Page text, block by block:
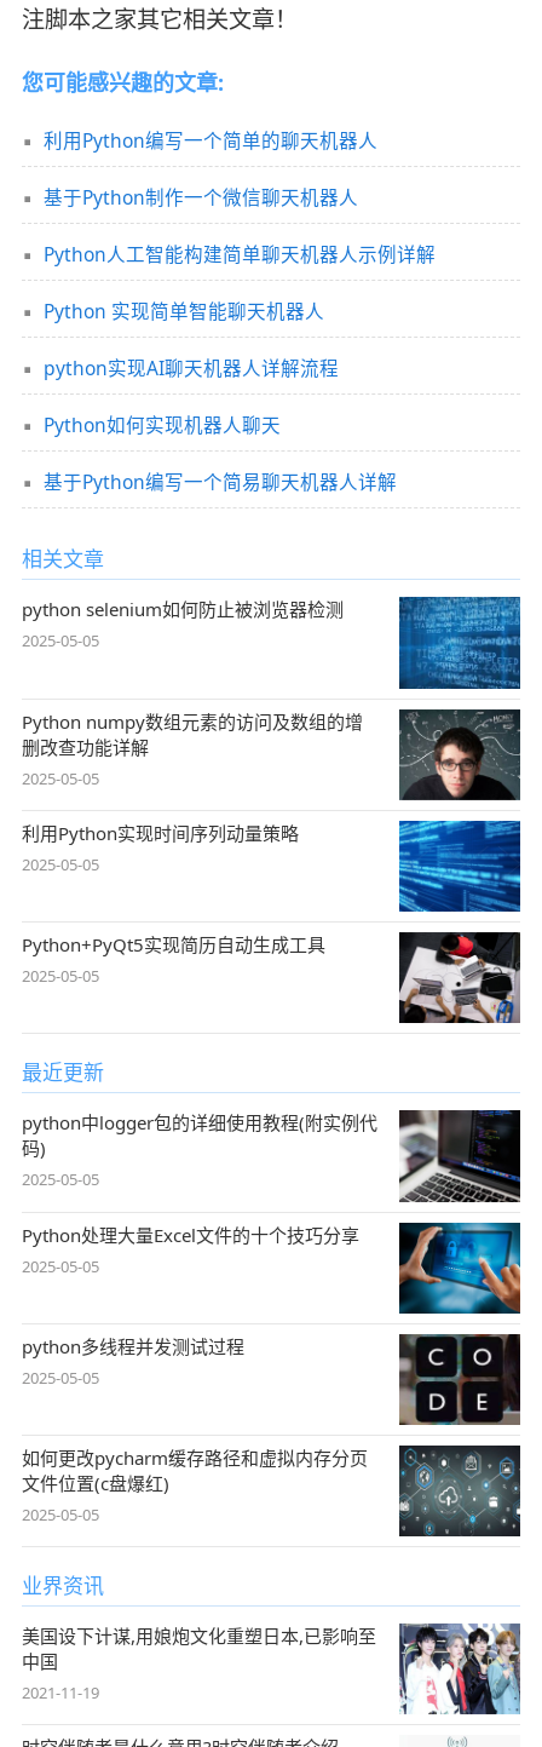
注脚本之家其它相关文章！
您可能感兴趣的文章:
利用Python编写一个简单的聊天机器人
基于Python制作一个微信聊天机器人
Python人工智能构建简单聊天机器人示例详解
Python 实现简单智能聊天机器人
python实现AI聊天机器人详解流程
Python如何实现机器人聊天
基于Python编写一个简易聊天机器人详解
相关文章
python selenium如何防止被浏览器检测
2025-05-05
Python numpy数组元素的访问及数组的增
删改查功能详解
2025-05-05
利用Python实现时间序列动量策略
2025-05-05
Python+PyQt5实现简历自动生成工具
2025-05-05
最近更新
python中logger包的详细使用教程(附实例代
码)
2025-05-05
Python处理大量Excel文件的十个技巧分享
2025-05-05
python多线程并发测试过程
2025-05-05
如何更改pycharm缓存路径和虚拟内存分页
文件位置(c盘爆红)
2025-05-05
业界资讯
美国设下计谋,用娘炮文化重塑日本,已影响至
中国
2021-11-19